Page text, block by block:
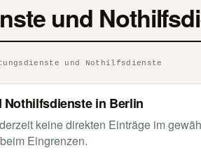
und
und Nothilfsdienste
in Berlin
keine direkten Einträge im
Eingrenzen.